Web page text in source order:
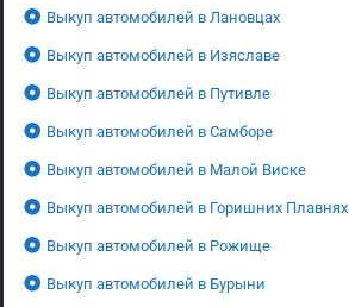
Выкуп автомобилей в Лановцах
Выкуп автомобилей в Изяславе
Выкуп автомобилей в Путивле
Выкуп автомобилей в Самборе
Выкуп автомобилей в Малой Виске
Выкуп автомобилей в Горишних Плавнях
Выкуп автомобилей в Рожище
Выкуп автомобилей в Бурыни